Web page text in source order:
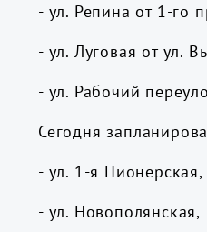
- ул. Репина от 1-го
- ул. Луговая от ул.
- ул. Рабочий
Сегодня
- ул. 1-я Пионерская,
- ул. Новополянская,